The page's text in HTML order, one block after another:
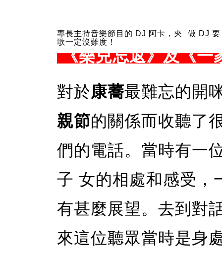
專長主持音樂節目的 DJ 阿卡，夾
歌一定沒難度！
做 DJ
《樂兒忘返》及《
對於康蕎最難忘的開
親節的關係而收聽了
們的電話。當時有一
子 女的相處和感受，
有甚麼展望。去到對
來這位聽眾當時是身